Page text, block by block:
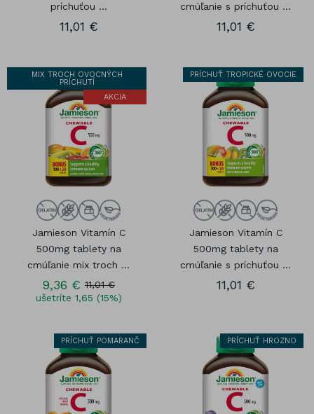
príchuťou ...
11,01 €
cmúľanie s príchuťou ...
11,01 €
MIX TROCH OVOCNÝCH
PRÍCHUTÍ
AKCIA
Jamieson Vitamín C
500mg tablety na
cmúľanie mix troch ...
9,36 € 11,01 €
ušetríte 1,65 (15%)
PRÍCHUŤ TROPICKÉ OVOCIE
Jamieson Vitamín C
500mg tablety na
cmúľanie s príchuťou ...
11,01 €
PRÍCHUŤ POMARANČ PRÍCHUŤ HROZNO